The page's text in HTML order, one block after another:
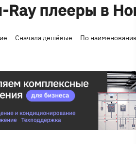
Ray плееры в
Сначала дешёвые По